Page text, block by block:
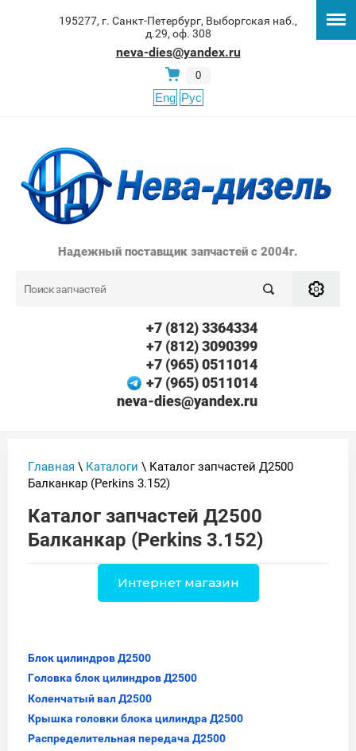
195277, г. Санкт-Петербург, Выборгская наб.,
д.29, оф. 308
neva-dies@yandex.ru
0
Eng Рус
Надежный поставщик запчастей с 2004г.
+7 (812) 3364334
+7 (812) 3090399
+7 (965) 0511014
+7 (965) 0511014
neva-dies@yandex.ru
Главная \ Каталоги \ Каталог запчастей Д2500
Балканкар (Perkins 3.152)
Каталог запчастей Д2500
Балканкар (Perkins 3.152)
Интернет магазин
Блок цилиндров Д2500
Головка блок цилиндров Д2500
Коленчатый вал Д2500
Крышка головки блока цилиндра Д2500
Распределительная передача Д2500